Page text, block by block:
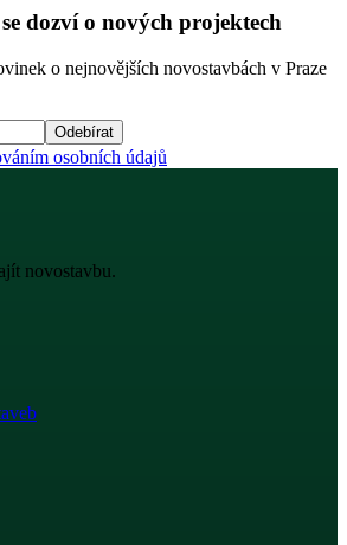
dozví o nových projektech
o nejnovějších novostavbách v Praze
Odebírat
osobních údajů
novostavbu.